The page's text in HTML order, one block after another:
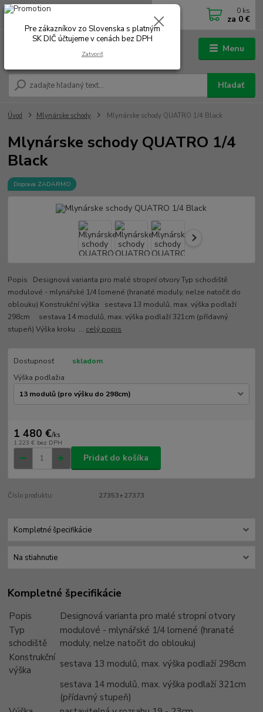
Menu
Hľadať
0902 180 499
0 ks
za 0 €
Úvod Mlynárske schody Mlynárske schody QUATRO 1/4 Black
Mlynárske schody QUATRO 1/4
Black
Doprava ZADARMO
Popis Designová varianta pro malé stropní otvory Typ schodiště
modulové - mlynářské 1/4 lomené (hranaté moduly, nelze natočit do
oblouku) Konstrukční výška sestava 13 modulů, max. výška podlaží
298cm sestava 14 modulů, max. výška podlaží 321cm (přídavný
stupeň) Výška kroku ... celý popis
Dostupnosť
skladom
Výška podlažia
1 480 €/ks
1 223 € bez DPH
Pridať do košíka
Číslo produktu: 27353+27373
Kompletné špecifikácie
Na stiahnutie
Kompletné špecifikácie
Popis
Designová varianta pro malé stropní otvory
Typ
schodiště
modulové - mlynářské 1/4 lomené (hranaté
moduly, nelze natočit do oblouku)
Konstrukční
výška
sestava 13 modulů, max. výška podlaží 298cm
sestava 14 modulů, max. výška podlaží 321cm
(přídavný stupeň)
Pre zákazníkov zo Slovenska s platným
SK DIČ účtujeme v cenách bez DPH
Zatvoriť